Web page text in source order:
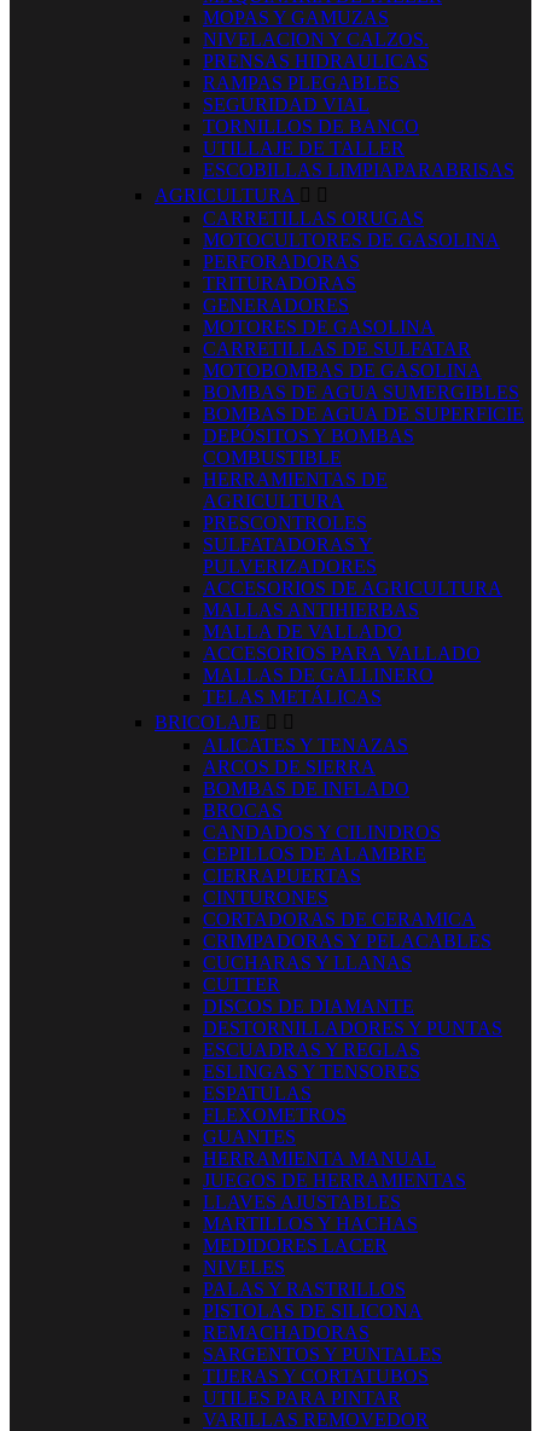
MOPAS Y GAMUZAS
NIVELACION Y CALZOS.
PRENSAS HIDRAULICAS
RAMPAS PLEGABLES
SEGURIDAD VIAL
TORNILLOS DE BANCO
UTILLAJE DE TALLER
ESCOBILLAS LIMPIAPARABRISAS
AGRICULTURA  
CARRETILLAS ORUGAS
MOTOCULTORES DE GASOLINA
PERFORADORAS
TRITURADORAS
GENERADORES
MOTORES DE GASOLINA
CARRETILLAS DE SULFATAR
MOTOBOMBAS DE GASOLINA
BOMBAS DE AGUA SUMERGIBLES
BOMBAS DE AGUA DE SUPERFICIE
DEPÓSITOS Y BOMBAS
COMBUSTIBLE
HERRAMIENTAS DE
AGRICULTURA
PRESCONTROLES
SULFATADORAS Y
PULVERIZADORES
ACCESORIOS DE AGRICULTURA
MALLAS ANTIHIERBAS
MALLA DE VALLADO
ACCESORIOS PARA VALLADO
MALLAS DE GALLINERO
TELAS METÁLICAS
BRICOLAJE  
ALICATES Y TENAZAS
ARCOS DE SIERRA
BOMBAS DE INFLADO
BROCAS
CANDADOS Y CILINDROS
CEPILLOS DE ALAMBRE
CIERRAPUERTAS
CINTURONES
CORTADORAS DE CERAMICA
CRIMPADORAS Y PELACABLES
CUCHARAS Y LLANAS
CUTTER
DISCOS DE DIAMANTE
DESTORNILLADORES Y PUNTAS
ESCUADRAS Y REGLAS
ESLINGAS Y TENSORES
ESPATULAS
FLEXOMETROS
GUANTES
HERRAMIENTA MANUAL
JUEGOS DE HERRAMIENTAS
LLAVES AJUSTABLES
MARTILLOS Y HACHAS
MEDIDORES LACER
NIVELES
PALAS Y RASTRILLOS
PISTOLAS DE SILICONA
REMACHADORAS
SARGENTOS Y PUNTALES
TIJERAS Y CORTATUBOS
UTILES PARA PINTAR
VARILLAS REMOVEDOR